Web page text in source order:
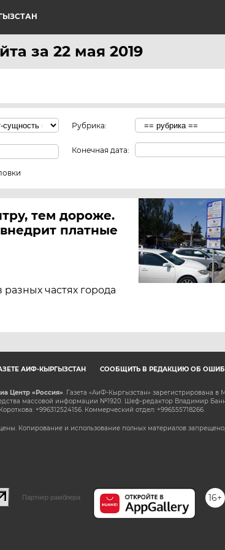
за 22 мая 2019
Рубрика:
Конечная дата:
тем дороже.
платные
частях города
АИФ-КЫРГЫЗСТАН СООБЩИТЬ В РЕДАКЦИЮ ОБ
Центр «Россия». Газета «АиФ-Кыргызстан» зарегистрирована
массовой информации №1920. Шеф-редактор Владимир
+996312524156. Коммерческий отдел: +996555718266.
Копирование и использование полных материалов
Партнер рамблера 16+